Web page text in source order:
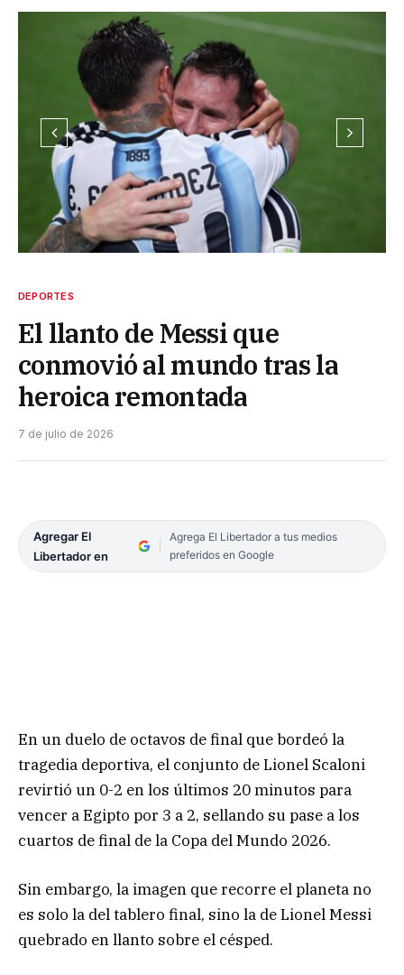
DEPORTES
El llanto de Messi que
conmovió al mundo tras la
heroica remontada
7 de julio de 2026
Agregar El
Libertador en
Agrega El Libertador a tus medios
preferidos en Google
En un duelo de octavos de final que bordeó la
tragedia deportiva, el conjunto de Lionel Scaloni
revirtió un 0-2 en los últimos 20 minutos para
vencer a Egipto por 3 a 2, sellando su pase a los
cuartos de final de la Copa del Mundo 2026.
Sin embargo, la imagen que recorre el planeta no
es solo la del tablero final, sino la de Lionel Messi
quebrado en llanto sobre el césped.